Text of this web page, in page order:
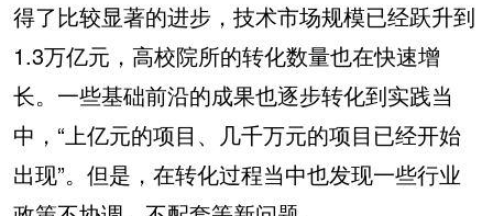
得了比较显著的进步，技术市场规模已经跃升到
1.3万亿元，高校院所的转化数量也在快速增
长。一些基础前沿的成果也逐步转化到实践当
中，“上亿元的项目、几千万元的项目已经开始
出现”。但是，在转化过程当中也发现一些行业